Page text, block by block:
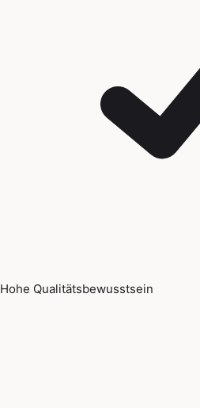
Hohe Qualitätsbewusstsein